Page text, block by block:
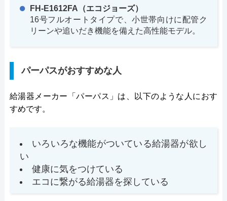
FH-E1612FA（エコジョーズ）
16号フルオートタイプで、小世帯向けに配管ク
リーンや追いだき機能を備えた高性能モデル。
パーパスがおすすめな人
給湯器メーカー「パーパス」は、以下のような人におす
すめです。
いろいろな機能がついている給湯器が欲し
い
健康に気をつけている
エコに繋がる給湯器を探している